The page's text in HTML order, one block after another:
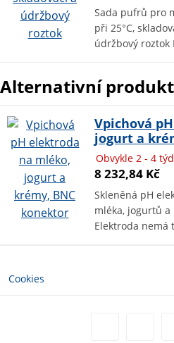
Sada pufrů pro
při 25°C,
údržbový roztok
Alternativní
Vpichová
jogurt a
Obvykle 2 - 4
8 232,84 Kč
Skleněná pH
mléka, jogurtů a
Elektroda nemá
Cookies